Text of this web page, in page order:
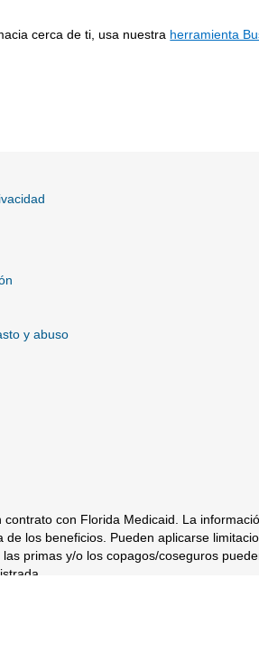
cerca de ti, usa nuestra herramienta
y abuso
con Florida Medicaid. La
los beneficios. Pueden aplicarse
primas y/o los copagos/coseguros